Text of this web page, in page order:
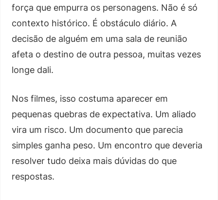
força que empurra os personagens. Não é só
contexto histórico. É obstáculo diário. A
decisão de alguém em uma sala de reunião
afeta o destino de outra pessoa, muitas vezes
longe dali.
Nos filmes, isso costuma aparecer em
pequenas quebras de expectativa. Um aliado
vira um risco. Um documento que parecia
simples ganha peso. Um encontro que deveria
resolver tudo deixa mais dúvidas do que
respostas.